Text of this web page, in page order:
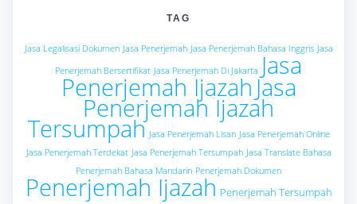
TAG
Jasa Legalisasi Dokumen Jasa Penerjemah Jasa Penerjemah Bahasa Inggris Jasa
Penerjemah Bersertifikat Jasa Penerjemah Di Jakarta Jasa
Penerjemah Ijazah Jasa
Penerjemah Ijazah
Tersumpah Jasa Penerjemah Lisan Jasa Penerjemah Online
Jasa Penerjemah Terdekat Jasa Penerjemah Tersumpah Jasa Translate Bahasa
Penerjemah Bahasa Mandarin Penerjemah Dokumen
Penerjemah Ijazah Penerjemah Tersumpah